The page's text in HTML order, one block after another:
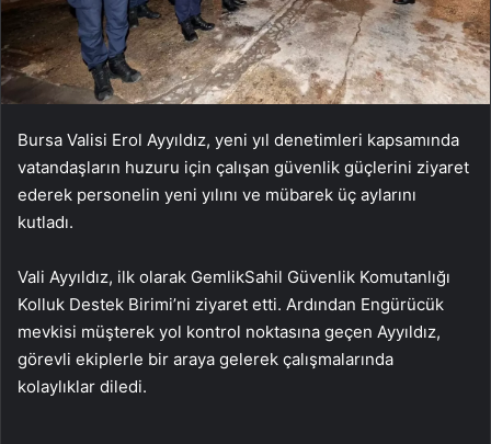
Bursa Valisi Erol Ayyıldız, yeni yıl denetimleri kapsamında
vatandaşların huzuru için çalışan güvenlik güçlerini ziyaret
ederek personelin yeni yılını ve mübarek üç aylarını
kutladı.
Vali Ayyıldız, ilk olarak GemlikSahil Güvenlik Komutanlığı
Kolluk Destek Birimi’ni ziyaret etti. Ardından Engürücük
mevkisi müşterek yol kontrol noktasına geçen Ayyıldız,
görevli ekiplerle bir araya gelerek çalışmalarında
kolaylıklar diledi.